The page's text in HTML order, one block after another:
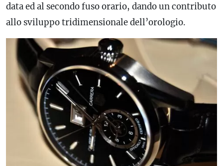
dataed al secondofuso orario, dando un contributo
allo sviluppo tridimensionale dell’orologio.